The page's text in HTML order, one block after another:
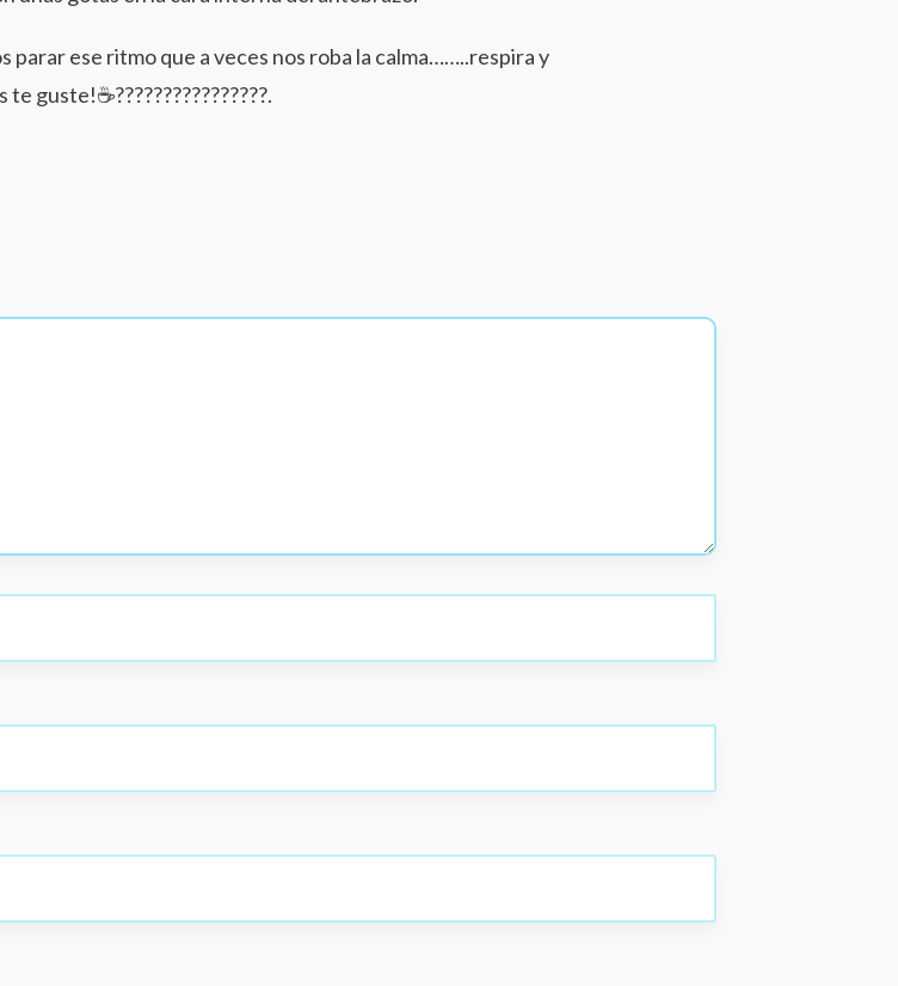
parar ese ritmo que a veces nos roba la calma……..respira y
guste!☕️????????????????.